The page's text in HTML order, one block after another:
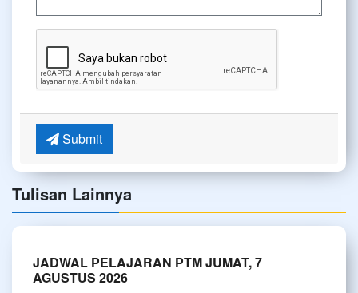
Submit
Tulisan Lainnya
JADWAL PELAJARAN PTM JUMAT, 7
AGUSTUS 2026